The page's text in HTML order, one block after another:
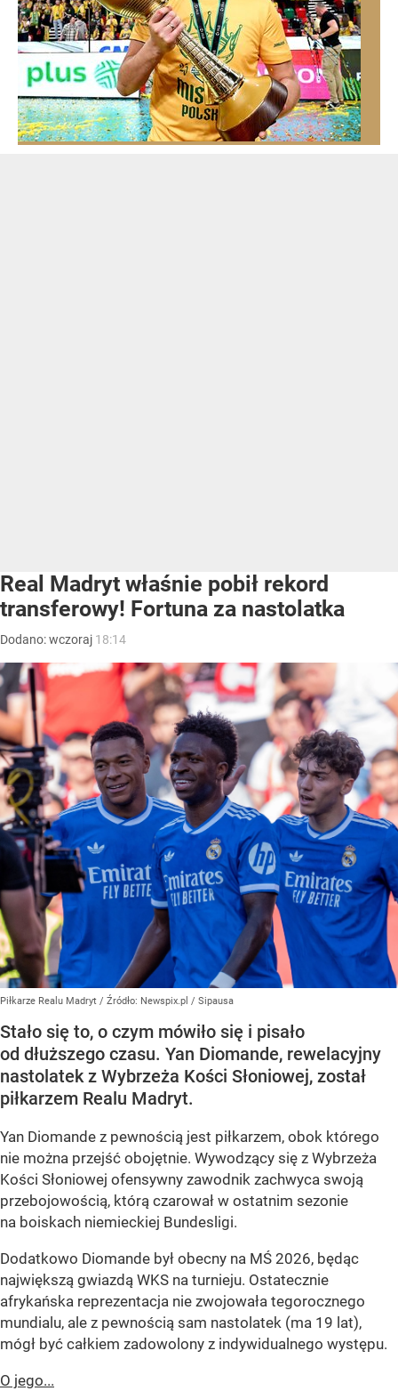
Real Madryt właśnie pobił rekord
transferowy! Fortuna za nastolatka
Dodano:wczoraj 18:14
Piłkarze Realu Madryt / Źródło: Newspix.pl / Sipausa
Stało się to, o czym mówiło się i pisało
od dłuższego czasu. Yan Diomande, rewelacyjny
nastolatek z Wybrzeża Kości Słoniowej, został
piłkarzem Realu Madryt.
Yan Diomande z pewnością jest piłkarzem, obok którego
nie można przejść obojętnie. Wywodzący się z Wybrzeża
Kości Słoniowej ofensywny zawodnik zachwyca swoją
przebojowością, którą czarował w ostatnim sezonie
na boiskach niemieckiej Bundesligi.
Dodatkowo Diomande był obecny na MŚ 2026, będąc
największą gwiazdą WKS na turnieju. Ostatecznie
afrykańska reprezentacja nie zwojowała tegorocznego
mundialu, ale z pewnością sam nastolatek (ma 19 lat),
mógł być całkiem zadowolony z indywidualnego występu.
O jego...